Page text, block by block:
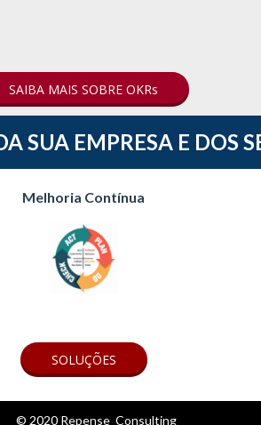
SAIBA MAIS SOBRE OKRs
SUA EMPRESA E DOS
Melhoria Contínua
SOLUÇÕES
© 2020 Repense Consulting